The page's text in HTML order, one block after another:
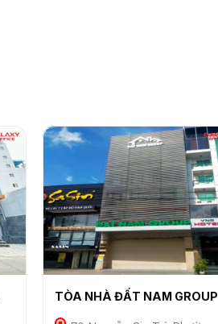
TÒA NHÀ ĐẤT NAM GROUP